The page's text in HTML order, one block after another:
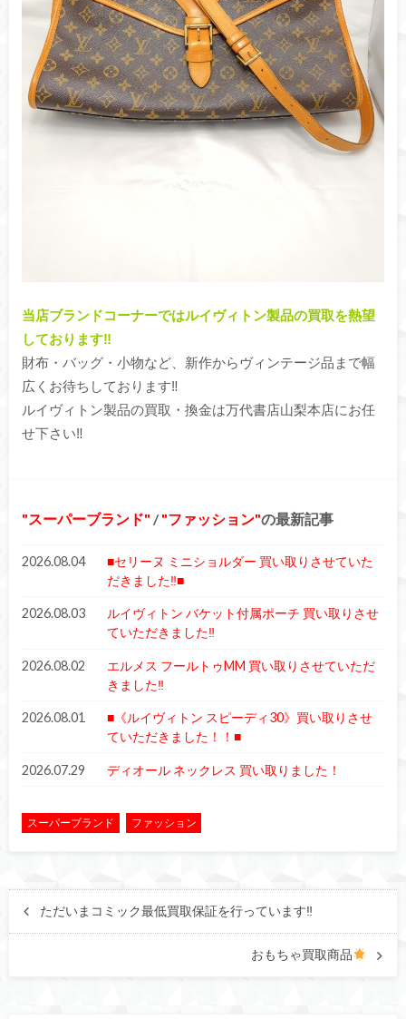
当店ブランドコーナーではルイヴィトン製品の買取を熱望
しております‼︎
財布・バッグ・小物など、新作からヴィンテージ品まで幅
広くお待ちしております‼︎
ルイヴィトン製品の買取・換金は万代書店山梨本店にお任
せ下さい‼︎
スーパーブランド / ファッション の最新記事
2026.08.04
■セリーヌ ミニショルダー 買い取りさせていた
だきました‼■
2026.08.03
ルイヴィトン バケット付属ポーチ 買い取りさせ
ていただきました‼︎
2026.08.02
エルメス フールトゥMM 買い取りさせていただ
きました‼︎
2026.08.01
■《ルイヴィトン スピーディ30》買い取りさせ
ていただきました！！■
2026.07.29 ディオール ネックレス 買い取りました！
スーパーブランド ファッション
ただいまコミック最低買取保証を行っています‼︎
おもちゃ買取商品